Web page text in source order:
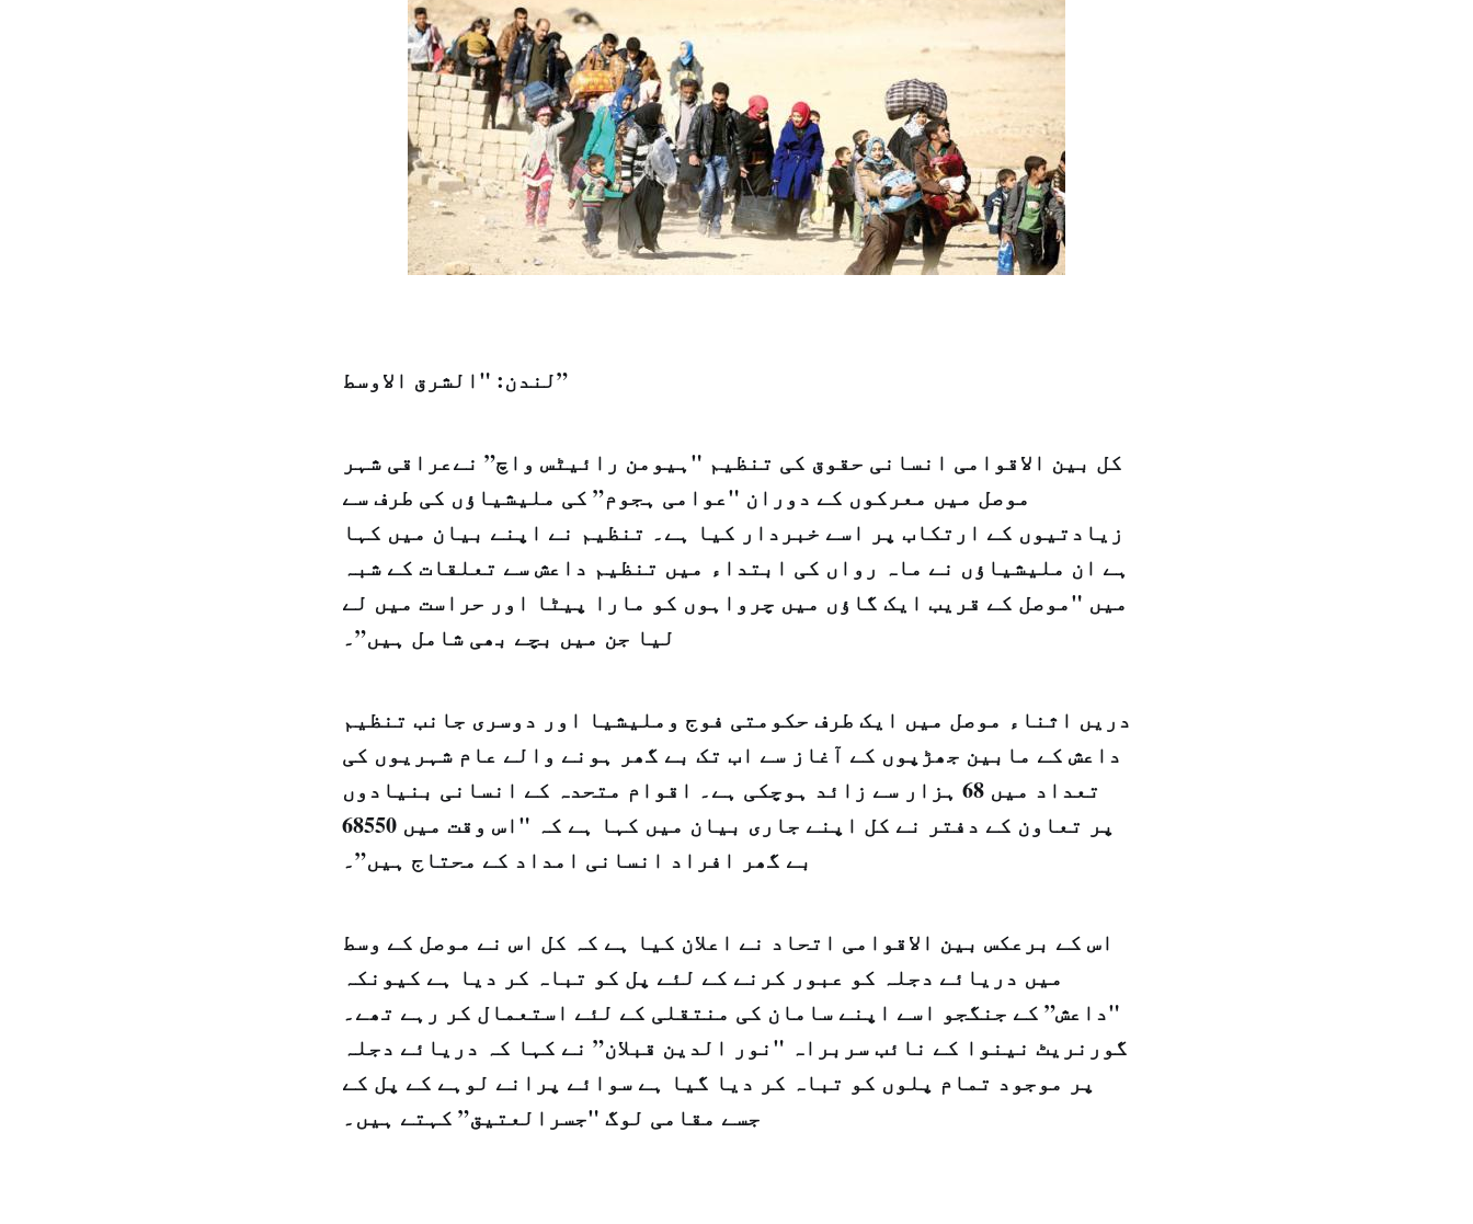
لندن: "الشرق الاوسط”
کل بین الاقوامی انسانی حقوق کی تنظیم "ہیومن رائیٹس واچ” نےعراقی شہر
موصل میں معرکوں کے دوران "عوامی ہجوم” کی ملیشیاؤں کی طرف سے
زیادتیوں کے ارتکاب پر اسے خبردار کیا ہے۔ تنظیم نے اپنے بیان میں کہا
ہے ان ملیشیاؤں نے ماہ رواں کی ابتداء میں تنظیم داعش سے تعلقات کے شبہ
میں "موصل کے قریب ایک گاؤں میں چرواہوں کو مارا پیٹا اور حراست میں لے
لیا جن میں بچے بھی شامل ہیں”۔
دریں اثناء موصل میں ایک طرف حکومتی فوج وملیشیا اور دوسری جانب تنظیم
داعش کے مابین جھڑپوں کے آغاز سے اب تک بے گھر ہونے والے عام شہریوں کی
تعداد میں
68 ہزار سے زائد ہوچکی ہے۔ اقوام متحدہ کے انسانی بنیادوں
پر تعاون کے دفتر نے کل اپنے جاری بیان میں کہا ہے کہ "اس وقت میں 68550
بے گھر افراد انسانی امداد کے محتاج ہیں”۔
اس کے برعکس بین الاقوامی اتحاد نے اعلان کیا ہے کہ کل اس نے موصل کے وسط
میں دریائے دجلہ کو عبور کرنے کے لئے پل کو تباہ کر دیا ہے کیونکہ
"داعش” کے جنگجو اسے اپنے سامان کی منتقلی کے لئے استعمال کر رہے تھے۔
گورنریٹ نینوا کے نائب سربراہ "نور الدین قبلان” نے کہا کہ دریائے دجلہ
پر موجود تمام پلوں کو تباہ کر دیا گیا ہے سوائے پرانے لوہے کے پل کے
جسے مقامی لوگ "جسرالعتیق” کہتے ہیں۔